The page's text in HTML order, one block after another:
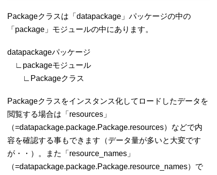
Packageクラスは「datapackage」パッケージの中の
「package」モジュールの中にあります。
datapackageパッケージ
∟packageモジュール
∟Packageクラス
Packageクラスをインスタンス化してロードしたデータを
閲覧する場合は「resources」
（=datapackage.package.Package.resources）などで内
容を確認する事もできます（データ量が多いと大変です
が・・）。また「resource_names」
（=datapackage.package.Package.resource_names）で